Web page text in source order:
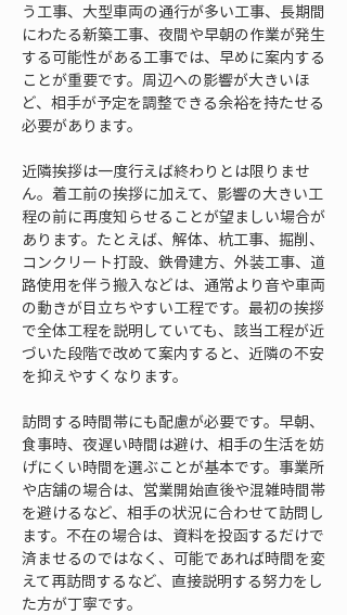
う工事、大型車両の通行が多い工事、長期間
にわたる新築工事、夜間や早朝の作業が発生
する可能性がある工事では、早めに案内する
ことが重要です。周辺への影響が大きいほ
ど、相手が予定を調整できる余裕を持たせる
必要があります。
近隣挨拶は一度行えば終わりとは限りませ
ん。着工前の挨拶に加えて、影響の大きい工
程の前に再度知らせることが望ましい場合が
あります。たとえば、解体、杭工事、掘削、
コンクリート打設、鉄骨建方、外装工事、道
路使用を伴う搬入などは、通常より音や車両
の動きが目立ちやすい工程です。最初の挨拶
で全体工程を説明していても、該当工程が近
づいた段階で改めて案内すると、近隣の不安
を抑えやすくなります。
訪問する時間帯にも配慮が必要です。早朝、
食事時、夜遅い時間は避け、相手の生活を妨
げにくい時間を選ぶことが基本です。事業所
や店舗の場合は、営業開始直後や混雑時間帯
を避けるなど、相手の状況に合わせて訪問し
ます。不在の場合は、資料を投函するだけで
済ませるのではなく、可能であれば時間を変
えて再訪問するなど、直接説明する努力をし
た方が丁寧です。